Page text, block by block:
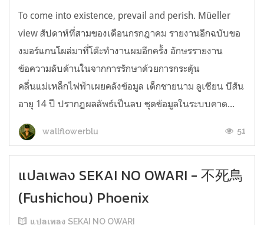
To come into existence, prevail and perish. Müeller
view สัปดาห์ที่สามของเดือนกรกฎาคม รายงานอีกฉบับขอ
งมอร์แกนโผล่มาที่โต๊ะทำงานผมอีกครั้ง อักษรรายงาน
ข้อความลับด้านในจากการรักษาด้วยการกระตุ้น
คลื่นแม่เหล็กไฟฟ้าเผยคลังข้อมูล เด็กชายนาม ลูเซียน บีสัน
อายุ 14 ปี ปรากฏผลลัพธ์เป็นลบ ชุดข้อมูลในระบบคาด...
wallflowerblu 51
แปลเพลง SEKAI NO OWARI - 不死鳥
(Fushichou) Phoenix
แปลเพลง SEKAI NO OWARI